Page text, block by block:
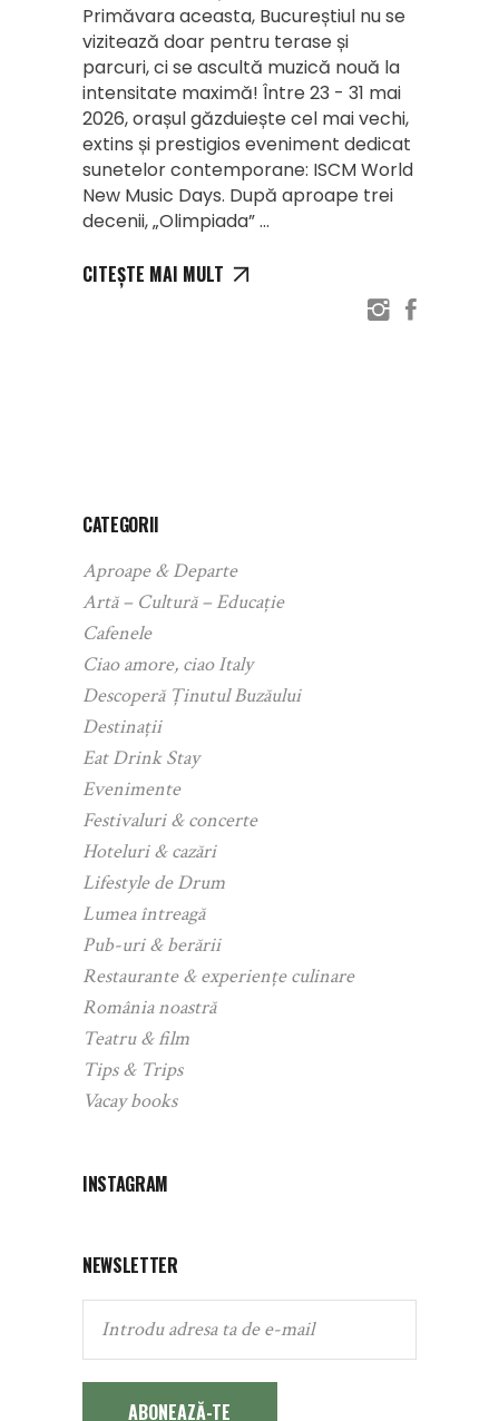
Primăvara aceasta, Bucureștiul nu se
vizitează doar pentru terase și
parcuri, ci se ascultă muzică nouă la
intensitate maximă! Între 23 - 31 mai
2026, orașul găzduiește cel mai vechi,
extins și prestigios eveniment dedicat
sunetelor contemporane: ISCM World
New Music Days. După aproape trei
decenii, „Olimpiada”
CITEȘTE MAI MULT
CATEGORII
Aproape & Departe
Artă – Cultură – Educație
Cafenele
Ciao amore, ciao Italy
Descoperă Ținutul Buzăului
Destinații
Eat Drink Stay
Evenimente
Festivaluri & concerte
Hoteluri & cazări
Lifestyle de Drum
Lumea întreagă
Pub-uri & berării
Restaurante & experiențe culinare
România noastră
Teatru & film
Tips & Trips
Vacay books
INSTAGRAM
NEWSLETTER
ABONEAZĂ-TE